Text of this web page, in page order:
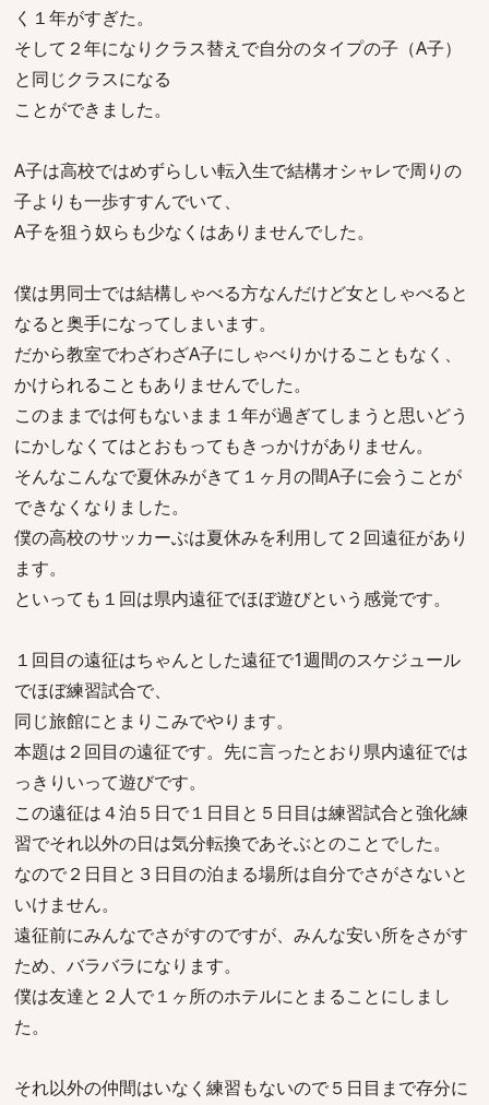
く１年がすぎた。
そして２年になりクラス替えで自分のタイプの子（A子）
と同じクラスになる
ことができました。
A子は高校ではめずらしい転入生で結構オシャレで周りの
子よりも一歩すすんでいて、
A子を狙う奴らも少なくはありませんでした。
僕は男同士では結構しゃべる方なんだけど女としゃべると
なると奥手になってしまいます。
だから教室でわざわざA子にしゃべりかけることもなく、
かけられることもありませんでした。
このままでは何もないまま１年が過ぎてしまうと思いどう
にかしなくてはとおもってもきっかけがありません。
そんなこんなで夏休みがきて１ヶ月の間A子に会うことが
できなくなりました。
僕の高校のサッカーぶは夏休みを利用して２回遠征があり
ます。
といっても１回は県内遠征でほぼ遊びという感覚です。
１回目の遠征はちゃんとした遠征で1週間のスケジュール
でほぼ練習試合で、
同じ旅館にとまりこみでやります。
本題は２回目の遠征です。先に言ったとおり県内遠征では
っきりいって遊びです。
この遠征は４泊５日で１日目と５日目は練習試合と強化練
習でそれ以外の日は気分転換であそぶとのことでした。
なので２日目と３日目の泊まる場所は自分でさがさないと
いけません。
遠征前にみんなでさがすのですが、みんな安い所をさがす
ため、バラバラになります。
僕は友達と２人で１ヶ所のホテルにとまることにしまし
た。
それ以外の仲間はいなく練習もないので５日目まで存分に